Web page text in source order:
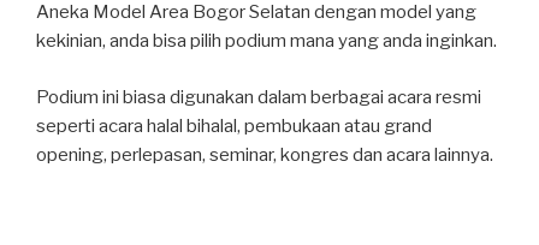
Aneka Model Area Bogor Selatan dengan model yang
kekinian, anda bisa pilih podium mana yang anda inginkan.
Podium ini biasa digunakan dalam berbagai acara resmi
seperti acara halal bihalal, pembukaan atau grand
opening, perlepasan, seminar, kongres dan acara lainnya.